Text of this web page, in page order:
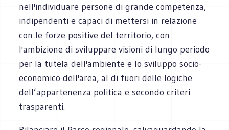
nell'individuare persone di grande competenza,
indipendenti e capaci di mettersi in relazione
con le forze positive del territorio, con
l'ambizione di sviluppare visioni di lungo periodo
per la tutela dell'ambiente e lo sviluppo socio-
economico dell'area, al di fuori delle logiche
dell’appartenenza politica e secondo criteri
trasparenti.